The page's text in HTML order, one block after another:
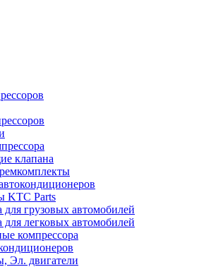
клапана
KTC Parts
для грузовых автомобилей
для легковых автомобилей
компрессора
Эл. двигатели